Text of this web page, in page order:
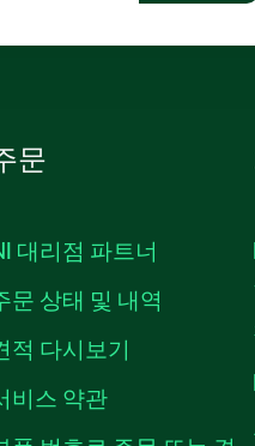
문
대리점 파트너
문 상태 및 내역
적 다시보기
비스 약관